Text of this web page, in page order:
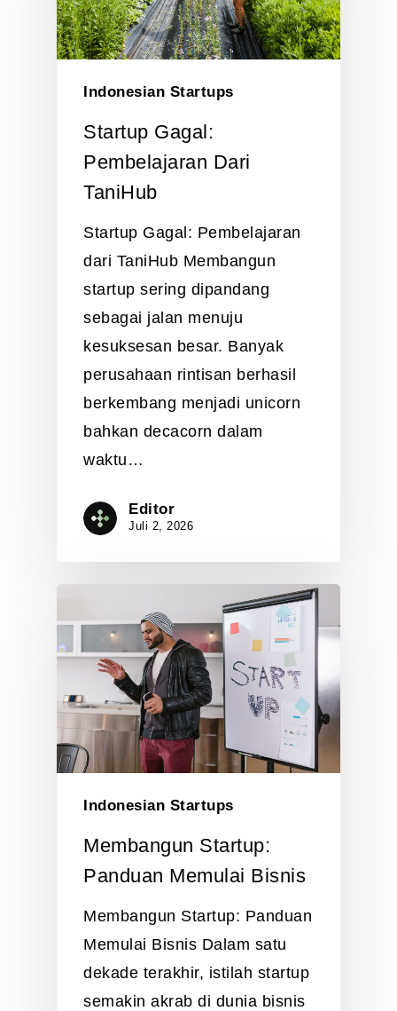
Indonesian Startups
Startup Gagal:
Pembelajaran Dari
TaniHub
Startup Gagal: Pembelajaran
dari TaniHub Membangun
startup sering dipandang
sebagai jalan menuju
kesuksesan besar. Banyak
perusahaan rintisan berhasil
berkembang menjadi unicorn
bahkan decacorn dalam
waktu…
Editor
Juli 2, 2026
Indonesian Startups
Membangun Startup:
Panduan Memulai Bisnis
Membangun Startup: Panduan
Memulai Bisnis Dalam satu
dekade terakhir, istilah startup
semakin akrab di dunia bisnis